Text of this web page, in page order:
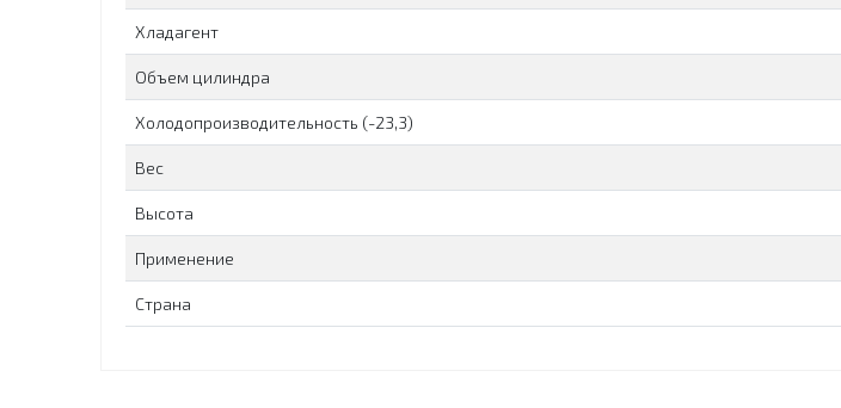
Хладагент
Объем цилиндра
Холодопроизводительность (-23,3)
Вес
Высота
Применение
Страна